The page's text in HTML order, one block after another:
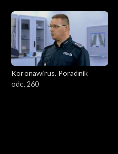
Koronawirus. Poradnik
odc. 260